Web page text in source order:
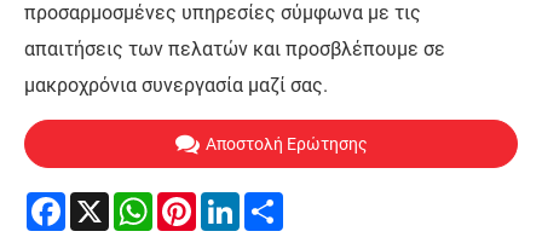
προσαρμοσμένες υπηρεσίες σύμφωνα με τις
απαιτήσεις των πελατών και προσβλέπουμε σε
μακροχρόνια συνεργασία μαζί σας.
Αποστολή Ερώτησης
Facebook
X WhatsApp
PinterestLinkedIn